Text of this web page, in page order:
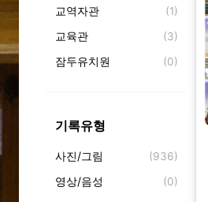
교역자관 (1)
교육관 (3)
잠두유치원 (0)
기록유형
사진/그림 (936)
영상/음성 (0)